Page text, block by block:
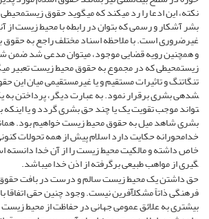
نکته، این ادعا را رد می­کند که می­گوید حقوق
بشر آشکار و رسمی که بتوان در رابطه با محیط زیست از
غیرضروری است. با ملاحظه اسناد مختلف راجع به
و همچنین رویه قضایی موجود، می­توان مدعی شد ضمن
زیست­محیطی که در مجموع به حقوق محیط زیست تعبیر
تواند موجب تقویت یک یا چند حق بشری گردد و یا این­که
بشری شاهد میل به حقوق محیط زیست خواهیم بود.
خدامحورانه حکایت دارد اسلام پیش از همه تحولات
گیری از مواهب طبیعی برگرفته از اذن خدا می­باشد.
حق داشتن یک محیط زیست سالم و درست در بافت حقوق
فرهنگی ذاتاً مشکل­آفرین نیست. وجود چنین حقی
بیشتری به علائق عمومی جهانی در حفاظت از محیط زیست و